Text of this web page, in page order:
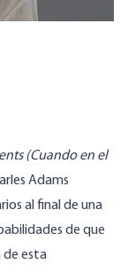
(Cuando en el
Adams
al final de una
de que
de esta